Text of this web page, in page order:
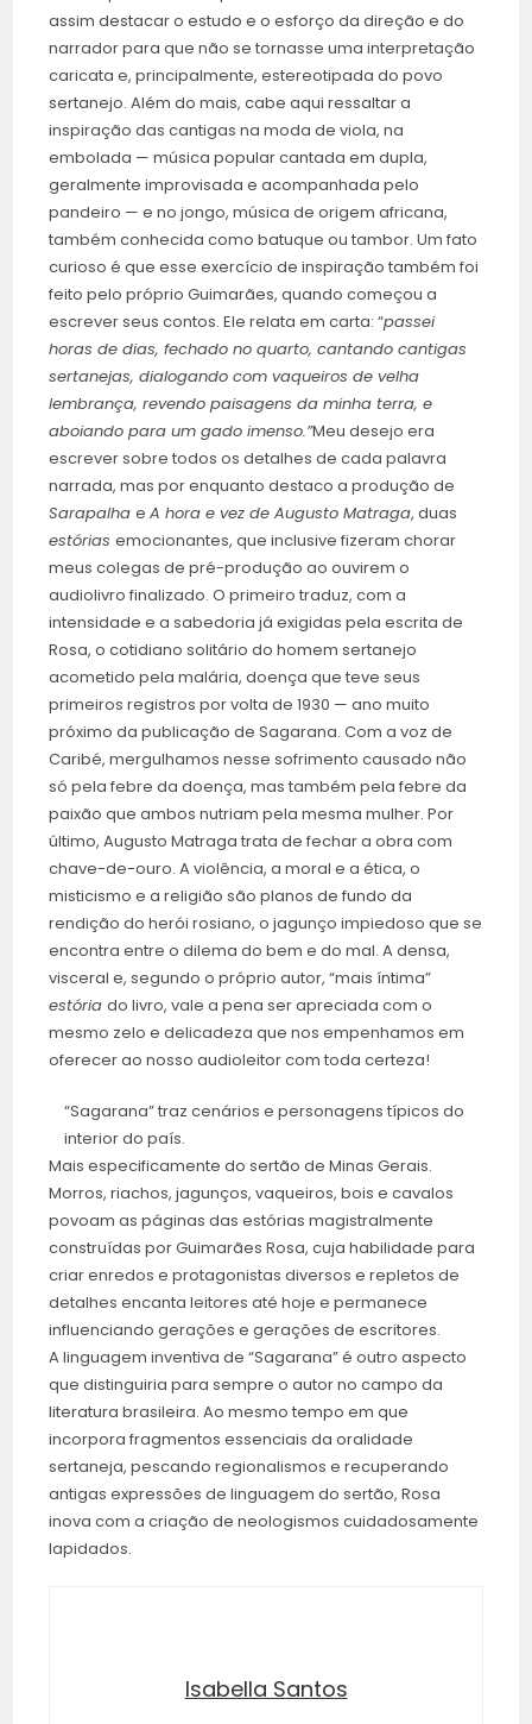
assim destacar o estudo e o esforço da direção e do
narrador para que não se tornasse uma interpretação
caricata e, principalmente, estereotipada do povo
sertanejo. Além do mais, cabe aqui ressaltar a
inspiração das cantigas na moda de viola, na
embolada — música popular cantada em dupla,
geralmente improvisada e acompanhada pelo
pandeiro — e no jongo, música de origem africana,
também conhecida como batuque ou tambor. Um fato
curioso é que esse exercício de inspiração também foi
feito pelo próprio Guimarães, quando começou a
escrever seus contos. Ele relata em carta: “passei
horas de dias, fechado no quarto, cantando cantigas
sertanejas, dialogando com vaqueiros de velha
lembrança, revendo paisagens da minha terra, e
aboiando para um gado imenso.”Meu desejo era
escrever sobre todos os detalhes de cada palavra
narrada, mas por enquanto destaco a produção de
SarapalhaeA hora e vez de Augusto Matraga, duas
estóriasemocionantes, que inclusive fizeram chorar
meus colegas de pré-produção ao ouvirem o
audiolivro finalizado. O primeiro traduz, com a
intensidade e a sabedoria já exigidas pela escrita de
Rosa, o cotidiano solitário do homem sertanejo
acometido pela malária, doença que teve seus
primeiros registros por volta de 1930 — ano muito
próximo da publicação de Sagarana. Com a voz de
Caribé, mergulhamos nesse sofrimento causado não
só pela febre da doença, mas também pela febre da
paixão que ambos nutriam pela mesma mulher. Por
último, Augusto Matraga trata de fechar a obra com
chave-de-ouro. A violência, a moral e a ética, o
misticismo e a religião são planos de fundo da
rendição do herói rosiano, o jagunço impiedoso que se
encontra entre o dilema do bem e do mal. A densa,
visceral e, segundo o próprio autor, “mais íntima”
estóriado livro, vale a pena ser apreciada com o
mesmo zelo e delicadeza que nos empenhamos em
oferecer ao nosso audioleitor com toda certeza!
“Sagarana” traz cenários e personagens típicos do
interior do país.
Mais especificamente do sertão de Minas Gerais.
Morros, riachos, jagunços, vaqueiros, bois e cavalos
povoam as páginas das estórias magistralmente
construídas por Guimarães Rosa, cuja habilidade para
criar enredos e protagonistas diversos e repletos de
detalhes encanta leitores até hoje e permanece
influenciando gerações e gerações de escritores.
A linguagem inventiva de “Sagarana” é outro aspecto
que distinguiria para sempre o autor no campo da
literatura brasileira. Ao mesmo tempo em que
incorpora fragmentos essenciais da oralidade
sertaneja, pescando regionalismos e recuperando
antigas expressões de linguagem do sertão, Rosa
inova com a criação de neologismos cuidadosamente
lapidados.
Isabella Santos